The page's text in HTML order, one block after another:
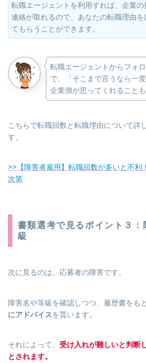
転職エージェントを利用すれば、企業
連絡が取れるので、あなたの転職理由を
てもらうことができます。
転職エージェントからフォ
で、「そこまで言うなら一
企業側が思ってくれることも
こちらで転職回数と転職理由について詳
す。
>>【障害者雇用】転職回数が多いと不利
次第
書類選考で見るポイント３：
級
次に見るのは、応募者の障害です。
障害名や等級を確認しつつ、履歴書をも
にアドバイスを貰います。
それによって、 受け入れが難しいと判断
とされます。